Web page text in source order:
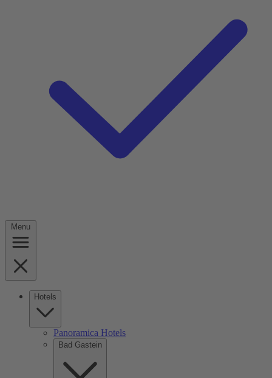
Menu
Hotels
Panoramica Hotels
Bad Gastein